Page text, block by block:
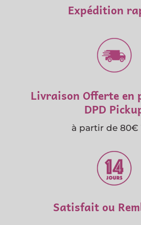
Expédition
Livraison Offerte en
DPD
à partir de 80€
Satisfait ou